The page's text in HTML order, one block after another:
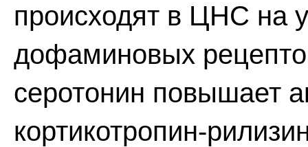
происходят в ЦНС на
дофаминовых
серотонин повышает
кортикотропин-